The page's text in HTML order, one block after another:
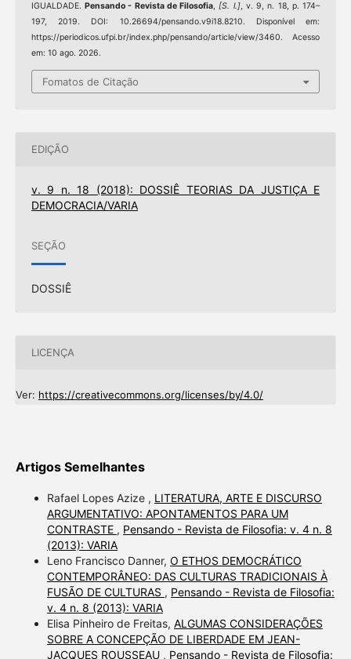
IGUALDADE.Pensando - Revista de Filosofia,[S. l.], v. 9, n. 18, p. 174–
197, 2019. DOI: 10.26694/pensando.v9i18.8210. Disponível em:
https://periodicos.ufpi.br/index.php/pensando/article/view/3460. Acesso
em: 10 ago. 2026.
Fomatos de Citação
EDIÇÃO
v. 9 n. 18 (2018): DOSSIÊ TEORIAS DA JUSTIÇA E
DEMOCRACIA/VARIA
SEÇÃO
DOSSIÊ
LICENÇA
Ver: https://creativecommons.org/licenses/by/4.0/
Artigos Semelhantes
Rafael Lopes Azize , LITERATURA, ARTE E DISCURSO
ARGUMENTATIVO: APONTAMENTOS PARA UM
CONTRASTE , Pensando - Revista de Filosofia: v. 4 n. 8
(2013): VARIA
Leno Francisco Danner, O ETHOS DEMOCRÁTICO
CONTEMPORÂNEO: DAS CULTURAS TRADICIONAIS À
FUSÃO DE CULTURAS , Pensando - Revista de Filosofia:
v. 4 n. 8 (2013): VARIA
Elisa Pinheiro de Freitas, ALGUMAS CONSIDERAÇÕES
SOBRE A CONCEPÇÃO DE LIBERDADE EM JEAN-
JACQUES ROUSSEAU , Pensando - Revista de Filosofia: